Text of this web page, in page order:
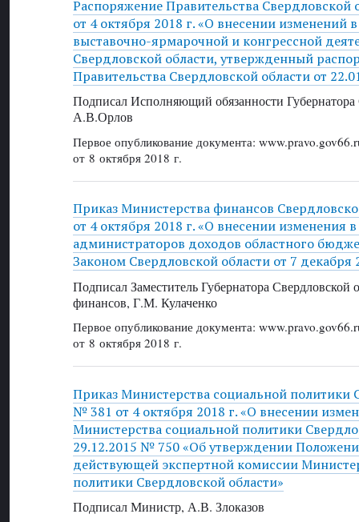
Распоряжение Правительства
от 4 октября 2018 г. «О внесении изменений в
выставочно-ярмарочной и конгрессной
Свердловской области, утвержденный
Правительства Свердловской области от
Подписал Исполняющий обязанности Губернатора
А.В.Орлов
Первое опубликование документа:
от 8 октября 2018 г.
Приказ Министерства финансов
от 4 октября 2018 г. «О внесении изменения
администраторов доходов областного
Законом Свердловской области от 7
Подписал Заместитель Губернатора Свердловской
финансов, Г.М. Кулаченко
Первое опубликование документа:
от 8 октября 2018 г.
Приказ Министерства социальной политики
№ 381 от 4 октября 2018 г. «О внесении
Министерства социальной политики
29.12.2015 № 750 «Об утверждении
действующей экспертной комиссии
политики Свердловской области»
Подписал Министр, А.В. Злоказов